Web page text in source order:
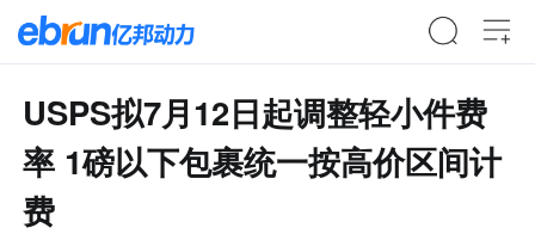
USPS拟7月12日起调整轻小件费
率 1磅以下包裹统一按高价区间计
费